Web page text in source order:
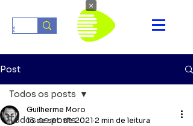
Post
Todos os posts
Todos os posts
Guilherme Moro
13 de set. de 2021 2 min de leitura
×